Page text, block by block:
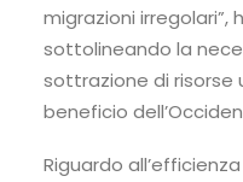
migrazioni irregolari”,
sottolineando la
sottrazione di risorse
beneficio
Riguardo